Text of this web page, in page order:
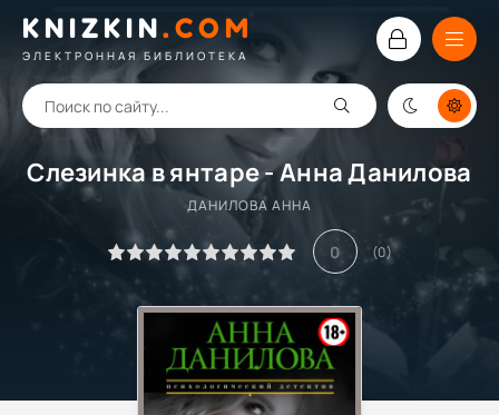
KNIZKIN. COM
ЭЛЕКТРОННАЯ БИБЛИОТЕКА
Слезинка в янтаре - Анна Данилова
ДАНИЛОВА АННА
0 (0)